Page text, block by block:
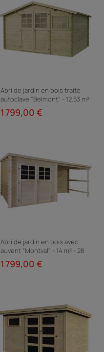
Abri de jardin en bois traité
autoclave "Belmont" - 12.53 m²
- 34 mm
1 799,00 €
Abri de jardin en bois avec
auvent "Montval" - 14 m² - 28
mm
1 799,00 €